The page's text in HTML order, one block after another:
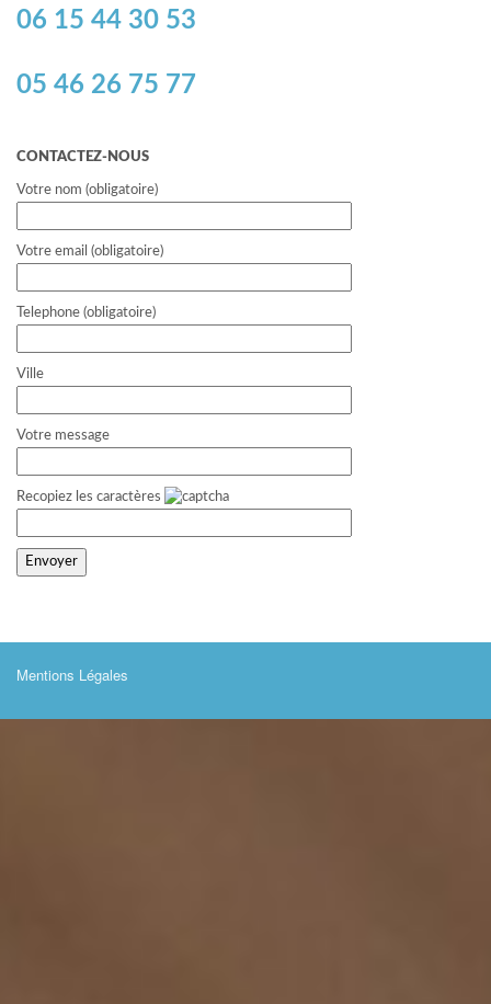
06 15 44 30 53
05 46 26 75 77
CONTACTEZ-NOUS
Votre nom (obligatoire)
Votre email (obligatoire)
Telephone (obligatoire)
Ville
Votre message
Recopiez les caractères
Mentions Légales